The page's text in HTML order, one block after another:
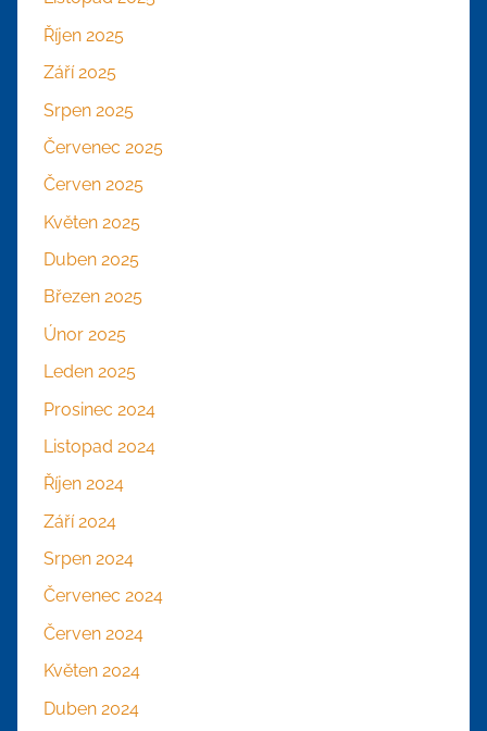
Říjen 2025
Září 2025
Srpen 2025
Červenec 2025
Červen 2025
Květen 2025
Duben 2025
Březen 2025
Únor 2025
Leden 2025
Prosinec 2024
Listopad 2024
Říjen 2024
Září 2024
Srpen 2024
Červenec 2024
Červen 2024
Květen 2024
Duben 2024